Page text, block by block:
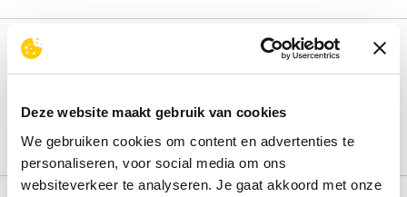
Deze website maakt gebruik van cookies
We gebruiken cookies om content en advertenties te
personaliseren, voor social media om ons
websiteverkeer te analyseren. Je gaat akkoord met onze
Productinformatie
ChromeOS
Lees de volledige omschrijving